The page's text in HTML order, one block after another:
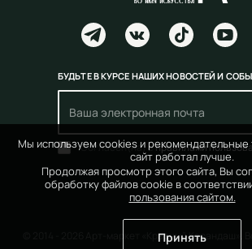
Мы используем cookies и рекомендательные
сайт работал лучше.
Продолжая просмотр этого сайта, Вы
обработку файлов cookie в
пользования сайтом.
Принять
БУДЬТЕ В КУРСЕ НАШИХ НОВОСТЕЙ И
Согласен(на) справилами
© 2014 - 2026 Арт-маркет «Красный Карандаш».